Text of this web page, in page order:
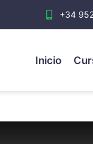
+34
Inicio